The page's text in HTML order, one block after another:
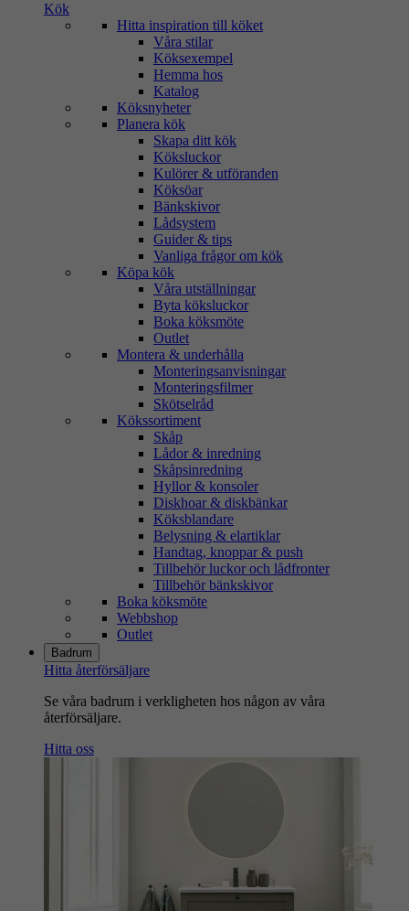
Kök
Hitta inspiration till köket
Våra stilar
Köksexempel
Hemma hos
Katalog
Köksnyheter
Planera kök
Skapa ditt kök
Köksluckor
Kulörer & utföranden
Köksöar
Bänkskivor
Lådsystem
Guider & tips
Vanliga frågor om kök
Köpa kök
Våra utställningar
Byta köksluckor
Boka köksmöte
Outlet
Montera & underhålla
Monteringsanvisningar
Monteringsfilmer
Skötselråd
Kökssortiment
Skåp
Lådor & inredning
Skåpsinredning
Hyllor & konsoler
Diskhoar & diskbänkar
Köksblandare
Belysning & elartiklar
Handtag, knoppar & push
Tillbehör luckor och lådfronter
Tillbehör bänkskivor
Boka köksmöte
Webbshop
Outlet
Badrum
Hitta återförsäljare
Se våra badrum i verkligheten hos någon av våra
återförsäljare.
Hitta oss